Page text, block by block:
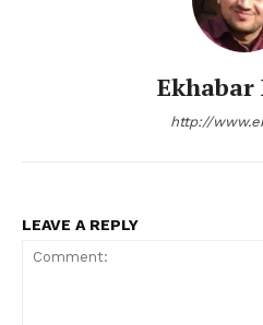
Ekhabar
http://
LEAVE A REPLY